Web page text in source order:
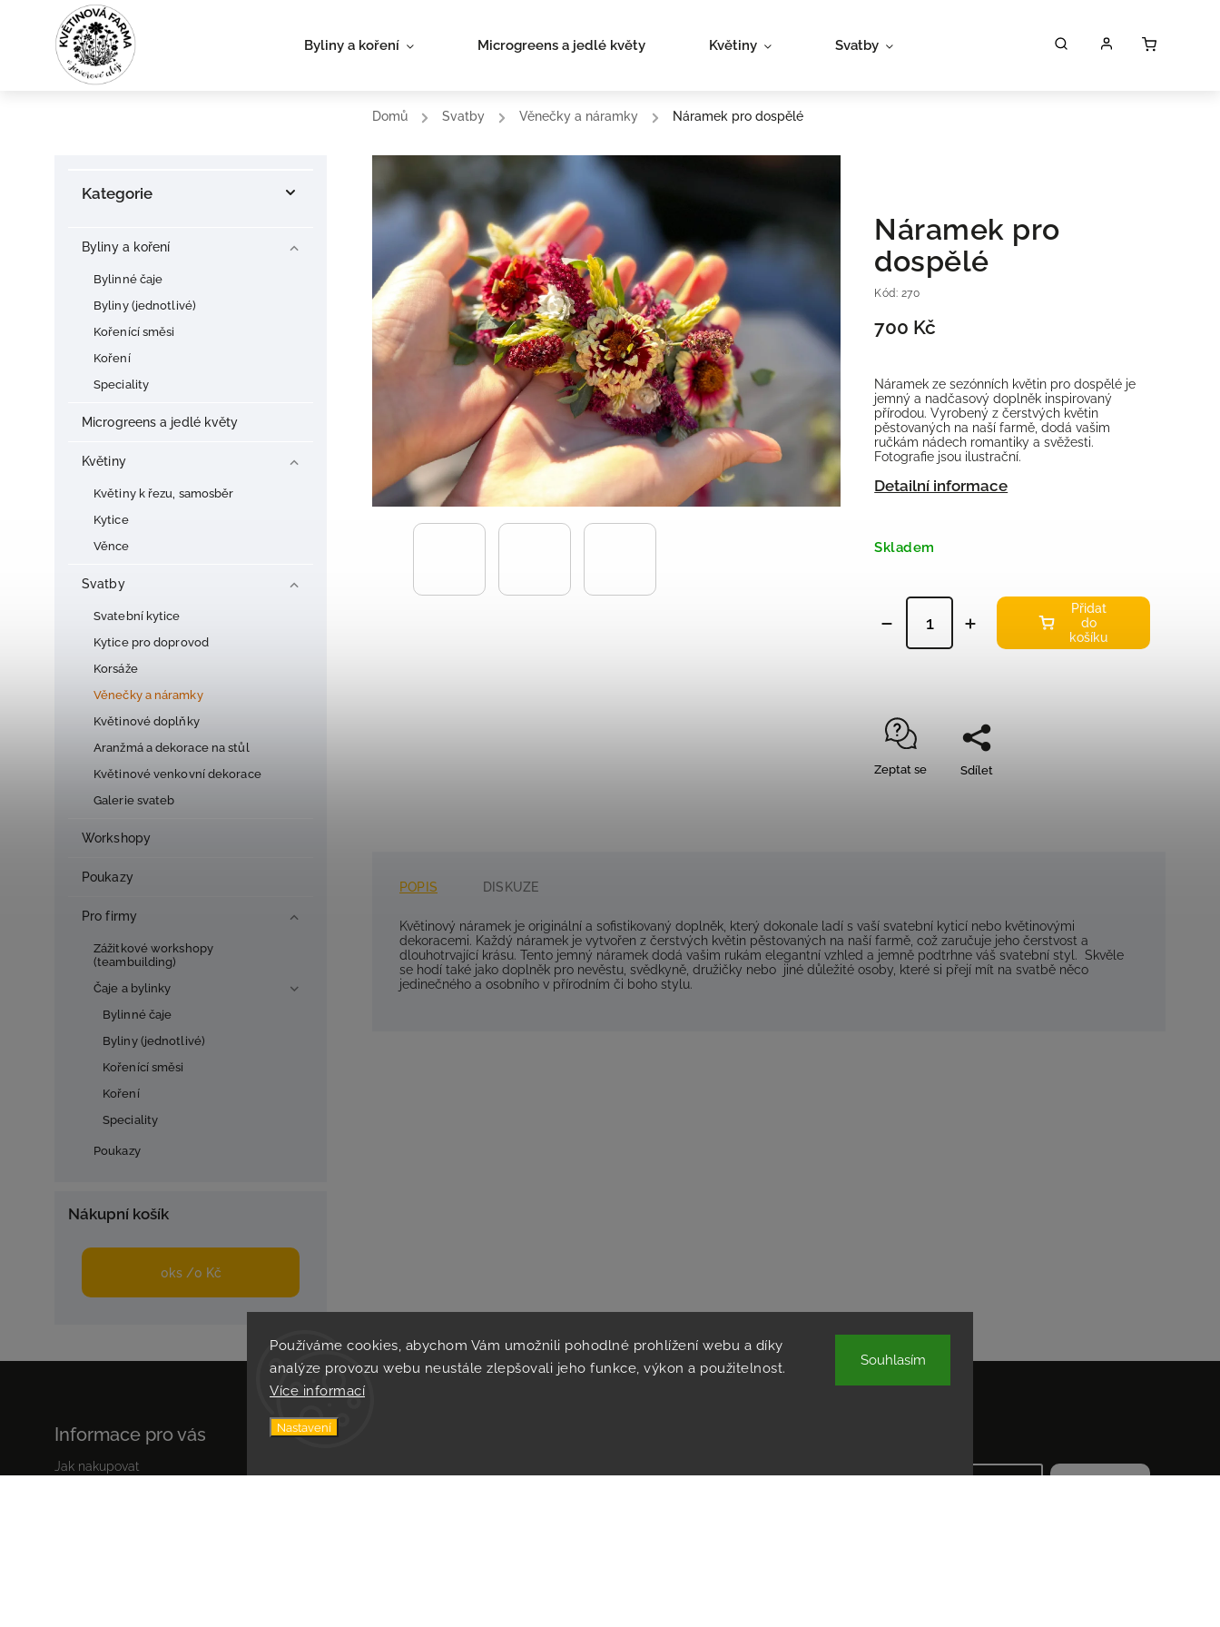
Používáme cookies, abychom Vám umožnili pohodlné prohlížení webu a díky
analýze provozu webu neustále zlepšovali jeho funkce, výkon a použitelnost.
Více informací
Nastavení
Souhlasím
Byliny a koření Microgreens a jedlé květy Květiny Svatby Poukazy
Domů / Svatby / Věnečky a náramky / Náramek pro dospělé
Kategorie
Byliny a koření
Bylinné čaje
Byliny (jednotlivé)
Kořenící směsi
Koření
Speciality
Microgreens a jedlé květy
Květiny
Květiny k řezu, samosběr
Kytice
Věnce
Svatby
Svatební kytice
Kytice pro doprovod
Korsáže
Věnečky a náramky
Květinové doplňky
Aranžmá a dekorace na stůl
Květinové venkovní dekorace
Galerie svateb
Workshopy
Poukazy
Pro firmy
Zážitkové workshopy
(teambuilding)
Čaje a bylinky
Bylinné čaje
Byliny (jednotlivé)
Kořenící směsi
Koření
Speciality
Poukazy
Nákupní košík
0ks /0 Kč
Náramek pro
dospělé
Kód: 270
700 Kč
Náramek ze sezónních květin pro dospělé je
jemný a nadčasový doplněk inspirovaný
přírodou. Vyrobený z čerstvých květin
pěstovaných na naší farmě, dodá vašim
ručkám nádech romantiky a svěžesti.
Fotografie jsou ilustrační.
Detailní informace
Skladem
Přidat
do
košíku
Zeptat se Sdílet
POPIS DISKUZE
Květinový náramek je originální a sofistikovaný doplněk, který dokonale ladí s vaší svatební kyticí nebo květinovými
dekoracemi. Každý náramek je vytvořen z čerstvých květin pěstovaných na naší farmě, což zaručuje jeho čerstvost a
dlouhotrvající krásu. Tento jemný náramek dodá vašim rukám elegantní vzhled a jemně podtrhne váš svatební styl. Skvěle
se hodí také jako doplněk pro nevěstu, svědkyně, družičky nebo jiné důležité osoby, které si přejí mít na svatbě něco
jedinečného a osobního v přírodním či boho stylu.
Informace pro vás
Jak nakupovat